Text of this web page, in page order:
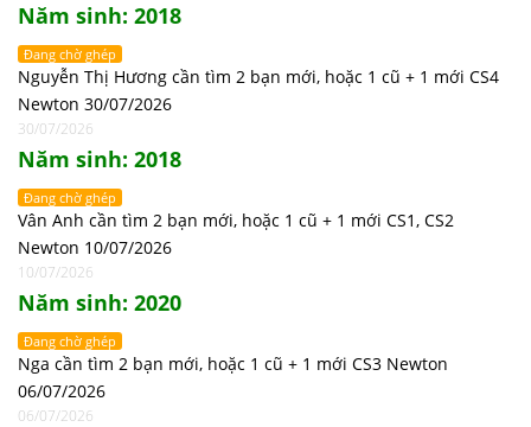
Năm sinh: 2018
Đang chờ ghép
Nguyễn Thị Hương cần tìm 2 bạn mới, hoặc 1 cũ + 1 mới CS4
Newton 30/07/2026
30/07/2026
Năm sinh: 2018
Đang chờ ghép
Vân Anh cần tìm 2 bạn mới, hoặc 1 cũ + 1 mới CS1, CS2
Newton 10/07/2026
10/07/2026
Năm sinh: 2020
Đang chờ ghép
Nga cần tìm 2 bạn mới, hoặc 1 cũ + 1 mới CS3 Newton
06/07/2026
06/07/2026